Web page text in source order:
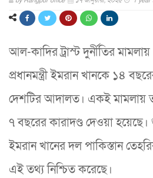
আল-কাদির ট্রাস্ট দুর্নীতির
প্রধানমন্ত্রী ইমরান খানকে ১৪
দেশটির আদালত। একই মামলায়
৭ বছরের কারাদণ্ড দেওয়া হয়েছে।
ইমরান খানের দল পাকিস্তান
এই তথ্য নিশ্চিত করেছে।